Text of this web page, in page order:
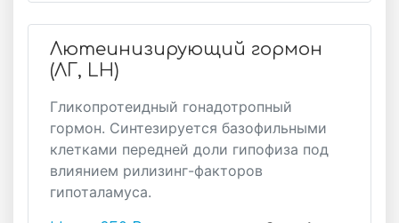
Лютеинизирующий гормон
(ЛГ, LH)
Гликопротеидный гонадотропный
гормон. Синтезируется базофильными
клетками передней доли гипофиза под
влиянием рилизинг-факторов
гипоталамуса.